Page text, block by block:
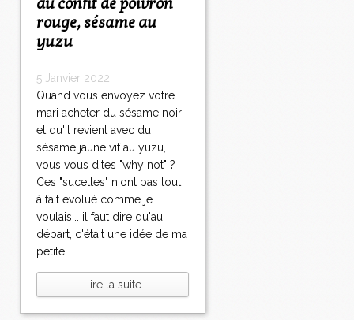
au confit de poivron
rouge, sésame au
yuzu
5 Janvier 2022
Quand vous envoyez votre
mari acheter du sésame noir
et qu'il revient avec du
sésame jaune vif au yuzu,
vous vous dites "why not" ?
Ces "sucettes" n'ont pas tout
à fait évolué comme je
voulais... il faut dire qu'au
départ, c'était une idée de ma
petite...
Lire la suite